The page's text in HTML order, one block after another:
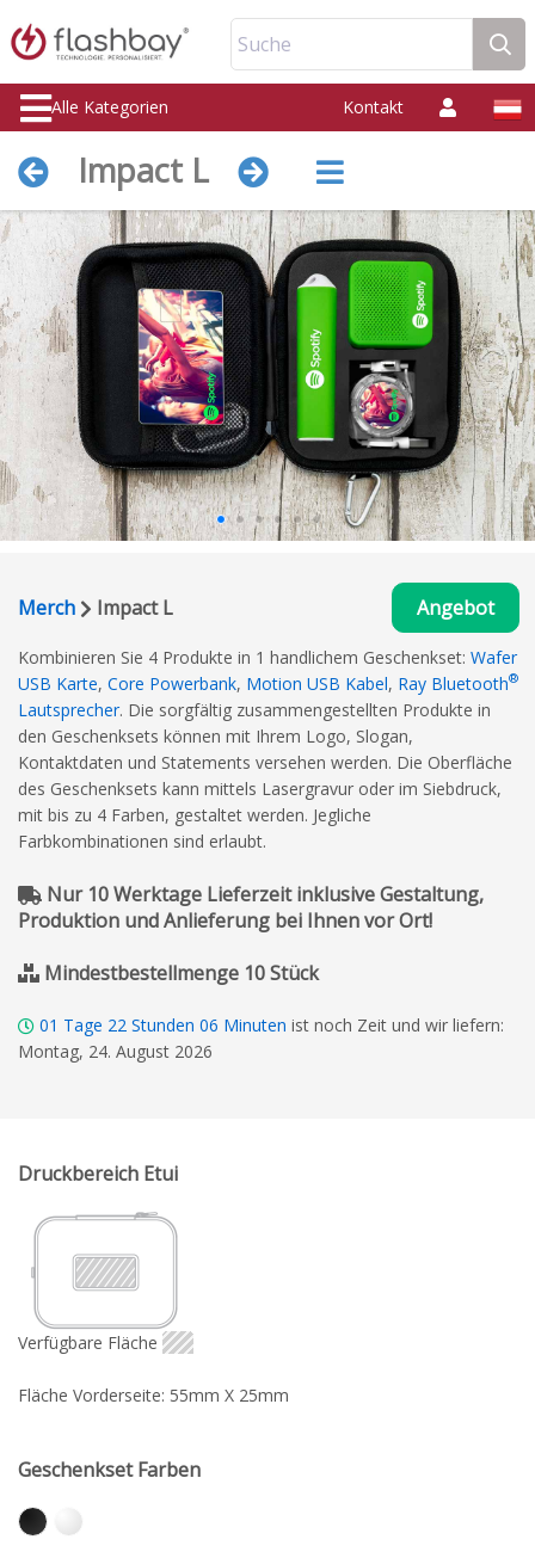
Suche
Alle Kategorien Kontakt
Impact L
Merch Impact L Angebot
Kombinieren Sie 4 Produkte in 1 handlichem Geschenkset: Wafer
USB Karte, Core Powerbank, Motion USB Kabel, Ray Bluetooth®
Lautsprecher. Die sorgfältig zusammengestellten Produkte in
den Geschenksets können mit Ihrem Logo, Slogan,
Kontaktdaten und Statements versehen werden. Die Oberfläche
des Geschenksets kann mittels Lasergravur oder im Siebdruck,
mit bis zu 4 Farben, gestaltet werden. Jegliche
Farbkombinationen sind erlaubt.
Nur 10 Werktage Lieferzeit inklusive Gestaltung,
Produktion und Anlieferung bei Ihnen vor Ort!
Mindestbestellmenge 10 Stück
01 Tage 22 Stunden 06 Minuten ist noch Zeit und wir liefern:
Montag, 24. August 2026
Druckbereich Etui
Verfügbare Fläche
Fläche Vorderseite: 55mm X 25mm
Geschenkset Farben